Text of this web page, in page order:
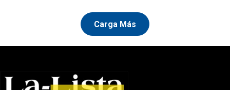
Carga Más